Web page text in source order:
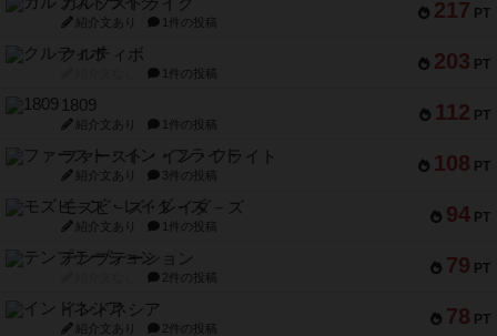
217 PT
紹介文あり 1件の投稿
203 PT
クルティボ
1件の投稿
112 PT
1809
紹介文あり 1件の投稿
108 PT
ファースト・イン・フライト
紹介文あり 3件の投稿
94 PT
モズビ－ズ・レイダ－ズ
紹介文あり 1件の投稿
79 PT
テンプテーション
2件の投稿
78 PT
インドネシア
紹介文あり 2件の投稿